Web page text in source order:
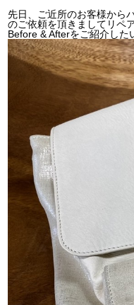
先日、ご近所のお客様から
のご依頼を頂きましてリペ
Before & Afterをご紹介した